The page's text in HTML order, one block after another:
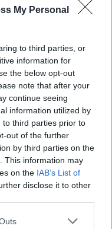
My Personal
to third parties, or
information for
the below opt-out
note that after your
continue seeing
information utilized by
to third parties prior to
out of the further
by third parties on the
This information may
on the IAB’s List of
disclose it to other
deze manier geven de
van de schrijvers en niet
tot persoon en dat u
nemen met uw arts of